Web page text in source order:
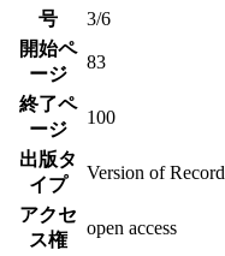
号
3/6
開始ペ
ージ
83
終了ペ
ージ
100
出版タ
イプ
Version of Record
アクセ
ス権
open access